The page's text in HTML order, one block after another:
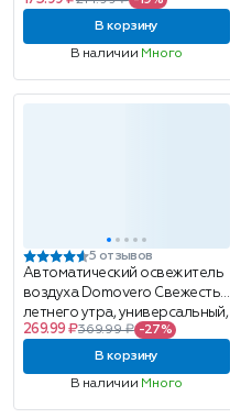
В корзину
В наличии Много
5 отзывов
Автоматический освежитель
воздуха Domovero Свежесть
летнего утра, универсальный,
250 мл запасной блок
269.99 ₽369.99 ₽ -27%
В корзину
В наличии Много